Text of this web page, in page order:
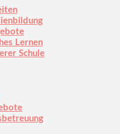
Lernen
Schule